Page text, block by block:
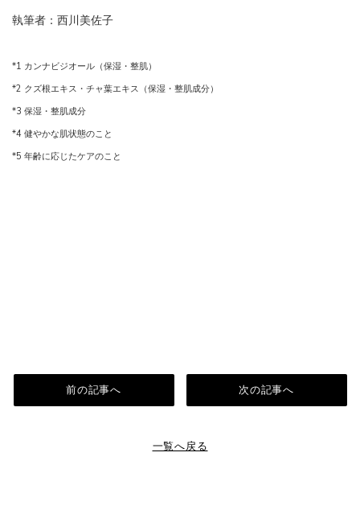
執筆者：西川美佐子
*1 カンナビジオール（保湿・整肌）
*2 クズ根エキス・チャ葉エキス（保湿・整肌成分）
*3 保湿・整肌成分
*4 健やかな肌状態のこと
*5 年齢に応じたケアのこと
前の記事へ
一覧へ戻る
次の記事へ